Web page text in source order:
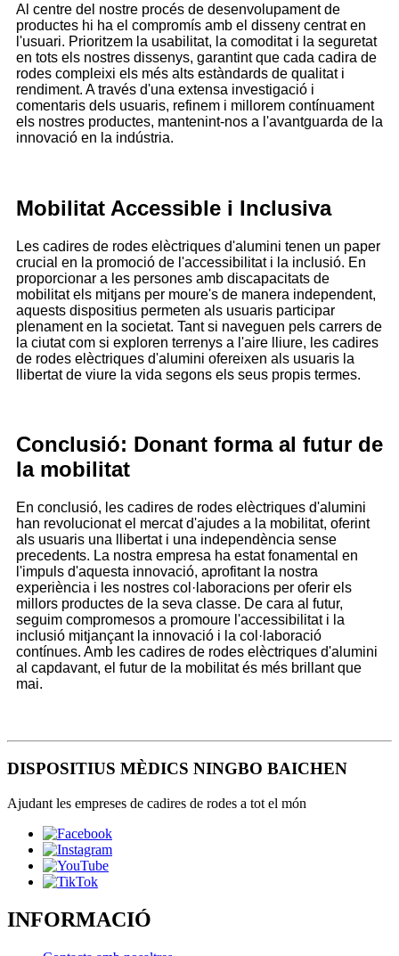
Al centre del nostre procés de desenvolupament de
productes hi ha el compromís amb el disseny centrat en
l'usuari. Prioritzem la usabilitat, la comoditat i la seguretat
en tots els nostres dissenys, garantint que cada cadira de
rodes compleixi els més alts estàndards de qualitat i
rendiment. A través d'una extensa investigació i
comentaris dels usuaris, refinem i millorem contínuament
els nostres productes, mantenint-nos a l'avantguarda de la
innovació en la indústria.
Mobilitat Accessible i Inclusiva
Les cadires de rodes elèctriques d'alumini tenen un paper
crucial en la promoció de l'accessibilitat i la inclusió. En
proporcionar a les persones amb discapacitats de
mobilitat els mitjans per moure's de manera independent,
aquests dispositius permeten als usuaris participar
plenament en la societat. Tant si naveguen pels carrers de
la ciutat com si exploren terrenys a l'aire lliure, les cadires
de rodes elèctriques d'alumini ofereixen als usuaris la
llibertat de viure la vida segons els seus propis termes.
Conclusió: Donant forma al futur de
la mobilitat
En conclusió, les cadires de rodes elèctriques d'alumini
han revolucionat el mercat d'ajudes a la mobilitat, oferint
als usuaris una llibertat i una independència sense
precedents. La nostra empresa ha estat fonamental en
l'impuls d'aquesta innovació, aprofitant la nostra
experiència i les nostres col·laboracions per oferir els
millors productes de la seva classe. De cara al futur,
seguim compromesos a promoure l'accessibilitat i la
inclusió mitjançant la innovació i la col·laboració
contínues. Amb les cadires de rodes elèctriques d'alumini
al capdavant, el futur de la mobilitat és més brillant que
mai.
DISPOSITIUS MÈDICS NINGBO BAICHEN
Ajudant les empreses de cadires de rodes a tot el món
INFORMACIÓ